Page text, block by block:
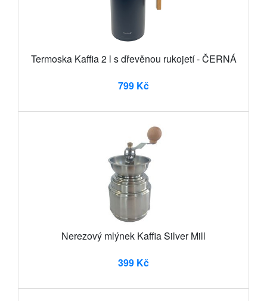
Termoska Kaffia 2 l s dřevěnou rukojetí - ČERNÁ
799 Kč
Nerezový mlýnek Kaffia Silver Mill
399 Kč